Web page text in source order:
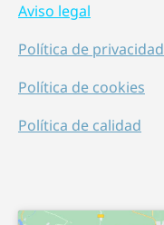
Aviso legal
Política de privacidad
Política de cookies
Política de calidad